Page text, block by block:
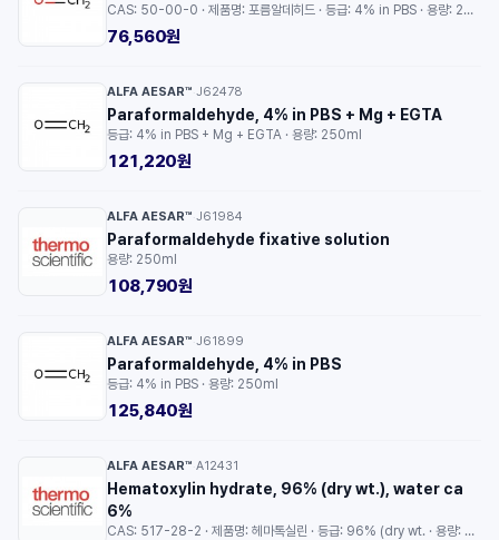
CAS: 50-00-0 · 제품명: 포름알데히드 · 등급: 4% in PBS · 용량: 250ml
76,560원
ALFA AESAR™ J62478
Paraformaldehyde, 4% in PBS + Mg + EGTA
등급: 4% in PBS + Mg + EGTA · 용량: 250ml
121,220원
ALFA AESAR™ J61984
Paraformaldehyde fixative solution
용량: 250ml
108,790원
ALFA AESAR™ J61899
Paraformaldehyde, 4% in PBS
등급: 4% in PBS · 용량: 250ml
125,840원
ALFA AESAR™ A12431
Hematoxylin hydrate, 96% (dry wt.), water ca
6%
CAS: 517-28-2 · 제품명: 헤마톡실린 · 등급: 96% (dry wt. · 용량: 5g